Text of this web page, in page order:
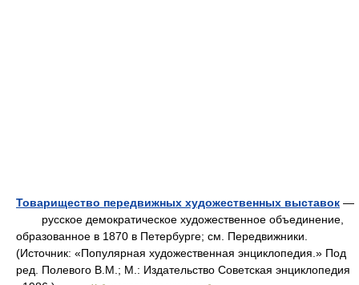
Товарищество передвижных художественных выставок —
русское демократическое художественное объединение,
образованное в 1870 в Петербурге; см. Передвижники.
(Источник: «Популярная художественная энциклопедия.» Под
ред. Полевого В.М.; М.: Издательство Советская энциклопедия